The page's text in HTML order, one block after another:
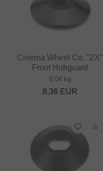
Cinema Wheel Co. "ZX"
Front Hubguard
0.04 kg
8.36 EUR